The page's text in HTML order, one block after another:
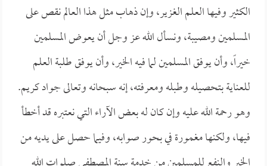
الكثير وفيها العلم الغزير، وإن ذهاب مثل هذا العالم نقص على
المسلمين ومصيبة، ونسأل الله عز وجل أن يعوض المسلمين
خيراً، وأن يوفق المسلمين لما فيه الخير، وأن يوفق طلبة العلم
للعناية بتحصيله وطبله ومعرفته، إنه سبحانه وتعالى جواد كريم.
وهو رحمة الله عليه وإن كان له بعض الآراء التي نعتبره قد أخطأ
فيها، ولكنها مغمورة في بحور صوابه، وفيما حصل على يديه من